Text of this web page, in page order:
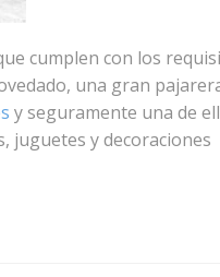
cumplen con los
una gran
y seguramente una de
juguetes y decoraciones